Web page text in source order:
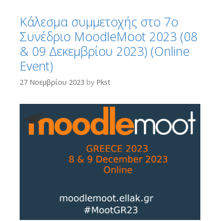
Κάλεσμα συμμετοχής στο 7ο
Συνέδριο MoodleMoot 2023 (08
& 09 Δεκεμβρίου 2023) (Online
Event)
27 Νοεμβρίου 2023 by Pkst